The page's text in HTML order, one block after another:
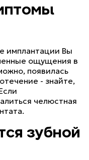
имплантации Вы
ощущения в
появилась
- знайте,
челюстная
зубной